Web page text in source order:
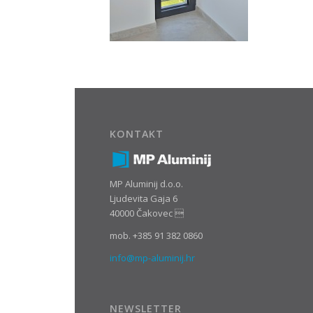
KONTAKT
MP Aluminij d.o.o.
Ljudevita Gaja 6
40000 Čakovec 
mob. +385 91 382 0860
info@mp-aluminij.hr
NEWSLETTER